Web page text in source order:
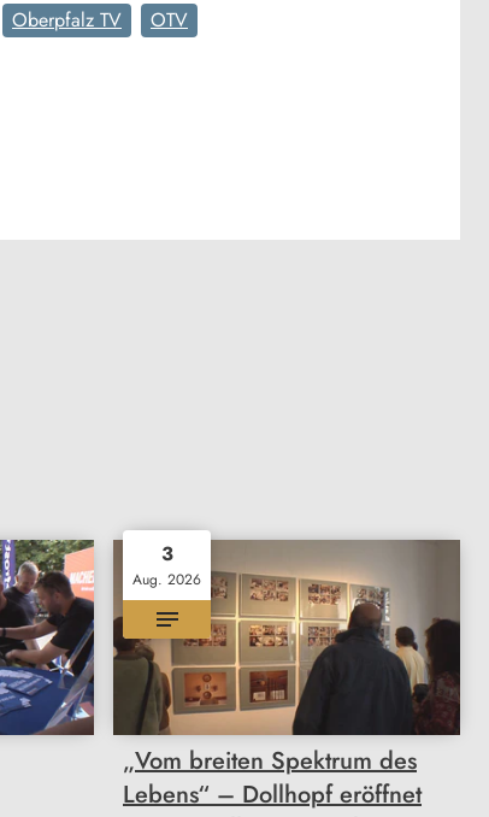
Oberpfalz TV
OTV
3
Aug. 2026
„Vom breiten Spektrum des
Lebens“ – Dollhopf eröffnet